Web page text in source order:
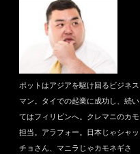
ポットはアジアを駆け回るビジネス
マン。タイでの起業に成功し、続い
てはフィリピンへ。クレマニのカモ
担当。アラフォー。日本じゃシャッ
チョさん、マニラじゃカモネギさ